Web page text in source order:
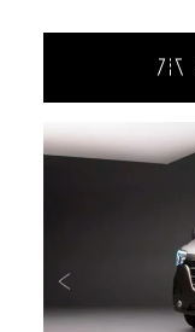
Anterior